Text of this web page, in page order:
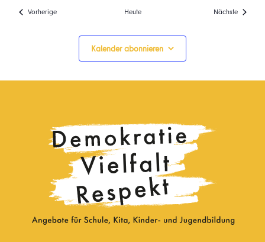
VorherigeVeranstaltungen Heute Nächste
Kalender abonnieren